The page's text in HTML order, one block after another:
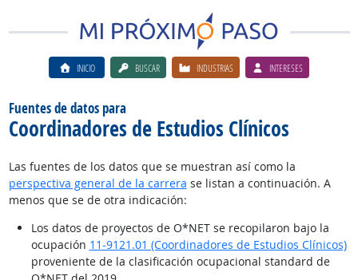
INICIO BUSCAR INDUSTRIAS INTERESES
Fuentes de datos para
Coordinadores de Estudios Clínicos
Las fuentes de los datos que se muestran así como la
perspectiva general de la carrera se listan a continuación. A
menos que se de otra indicación:
Los datos de proyectos de O*NET se recopilaron bajo la
ocupación 11-9121.01 (Coordinadores de Estudios Clínicos)
proveniente de la clasificación ocupacional standard de